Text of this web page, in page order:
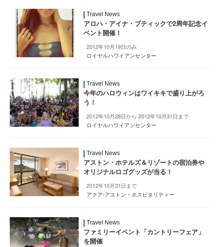
Travel News
アロハ・アイナ・ブティックで2周年記念イ
ベント開催！
2012年10月19日のみ
ロイヤルハワイアンセンター
Travel News
今年のハロウィンはワイキキで盛り上がろ
う！
2012年10月28日から 2012年10月31日まで
ロイヤルハワイアンセンター
Travel News
アストン・ホテルズ＆リゾートの宿泊券や
オリジナルロゴグッズが当る！
2012年10月31日まで
アクア-アストン・ホスピタリティー
Travel News
ファミリーイベント「カントリーフェア」
を開催